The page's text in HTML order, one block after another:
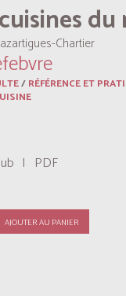
Chartier
/RÉFÉRENCE ET
| PDF
AJOUTER AU PANIER